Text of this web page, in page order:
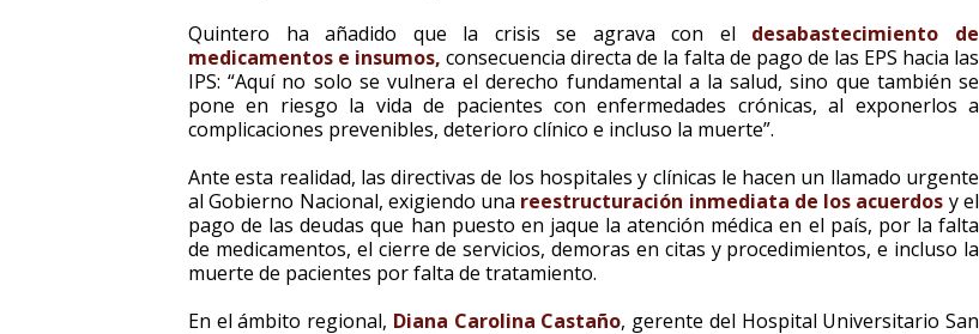
Quintero ha añadido que la crisis se agrava con el desabastecimiento de
medicamentos e insumos, consecuencia directa de la falta de pago de las EPS hacia las
IPS: “Aquí no solo se vulnera el derecho fundamental a la salud, sino que también se
pone en riesgo la vida de pacientes con enfermedades crónicas, al exponerlos a
complicaciones prevenibles, deterioro clínico e incluso la muerte”.
Ante esta realidad, las directivas de los hospitales y clínicas le hacen un llamado urgente
al Gobierno Nacional, exigiendo una reestructuración inmediata de los acuerdos y el
pago de las deudas que han puesto en jaque la atención médica en el país, por la falta
de medicamentos, el cierre de servicios, demoras en citas y procedimientos, e incluso la
muerte de pacientes por falta de tratamiento.
En el ámbito regional, Diana Carolina Castaño, gerente del Hospital Universitario San